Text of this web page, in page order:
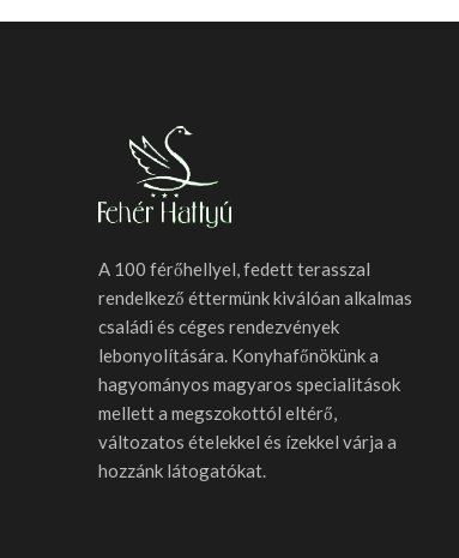
A 100 férőhellyel, fedett terasszal
rendelkező éttermünk kiválóan alkalmas
családi és céges rendezvények
lebonyolítására. Konyhafőnökünk a
hagyományos magyaros specialitások
mellett a megszokottól eltérő,
változatos ételekkel és ízekkel várja a
hozzánk látogatókat.